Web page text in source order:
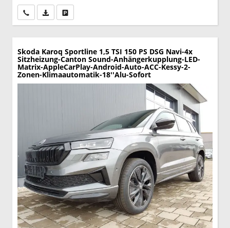
Wir rufen Sie anPDF-Datei, Fahrzeugexposé drucken
Skoda Karoq Sportline 1,5 TSI 150 PS DSG Navi-4x
Sitzheizung-Canton Sound-Anhängerkupplung-LED-
Matrix-AppleCarPlay-Android-Auto-ACC-Kessy-2-
Zonen-Klimaautomatik-18''Alu-Sofort